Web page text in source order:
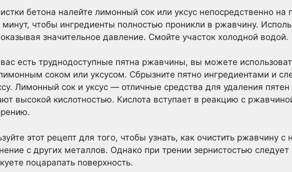
бетона налейте лимонный сок или уксус непосредственно на
минут, чтобы ингредиенты полностью проникли в ржавчину.
значительное давление. Смойте участок холодной водой.
есть труднодоступные пятна ржавчины, вы можете
соком или уксусом. Сбрызните пятно ингредиентами и
Лимонный сок и уксус — отличные средства для удаления
высокой кислотностью. Кислота вступает в реакцию с
этот рецепт для того, чтобы узнать, как очистить ржавчину
с других металлов. Однако при трении зернистостью
поцарапать поверхность.